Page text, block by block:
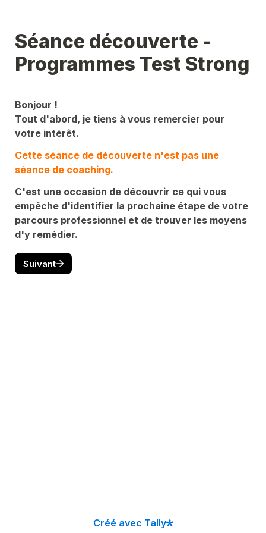
Séance découverte -
Programmes Test Strong
Bonjour !
Tout d'abord, je tiens à vous remercier pour
votre intérêt.
Cette séance de découverte n'est pas une
séance de coaching.
C'est une occasion de découvrir ce qui vous
empêche d'identifier la prochaine étape de votre
parcours professionnel et de trouver les moyens
d'y remédier.
Suivant
Créé avec Tally